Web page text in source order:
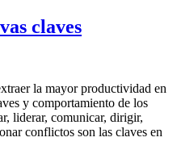
claves
la mayor productividad en
y comportamiento de los
liderar, comunicar, dirigir,
conflictos son las claves en